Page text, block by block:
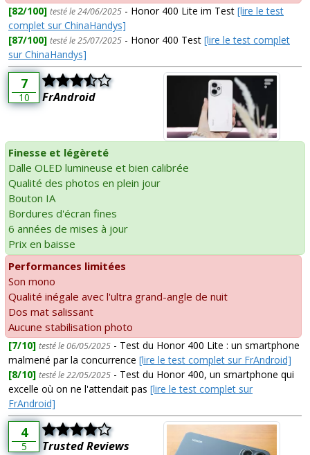
[82/100] testé le 24/06/2025 - Honor 400 Lite im Test [lire le test
complet sur ChinaHandys]
[87/100] testé le 25/07/2025 - Honor 400 Test [lire le test complet
sur ChinaHandys]
7
10 FrAndroid
Finesse et légèreté
Dalle OLED lumineuse et bien calibrée
Qualité des photos en plein jour
Bouton IA
Bordures d'écran fines
6 années de mises à jour
Prix en baisse
Performances limitées
Son mono
Qualité inégale avec l'ultra grand-angle de nuit
Dos mat salissant
Aucune stabilisation photo
[7/10] testé le 06/05/2025 - Test du Honor 400 Lite : un smartphone
malmené par la concurrence [lire le test complet sur FrAndroid]
[8/10] testé le 22/05/2025 - Test du Honor 400, un smartphone qui
excelle où on ne l'attendait pas [lire le test complet sur
FrAndroid]
4
5 Trusted Reviews